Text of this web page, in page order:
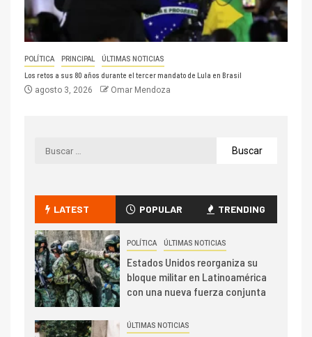
POLÍTICA PRINCIPAL ÚLTIMAS NOTICIAS
Los retos a sus 80 años durante el tercer mandato de Lula en Brasil
agosto 3, 2026 Omar Mendoza
LATEST POPULAR TRENDING
POLÍTICA ÚLTIMAS NOTICIAS
Estados Unidos reorganiza su
bloque militar en Latinoamérica
con una nueva fuerza conjunta
ÚLTIMAS NOTICIAS